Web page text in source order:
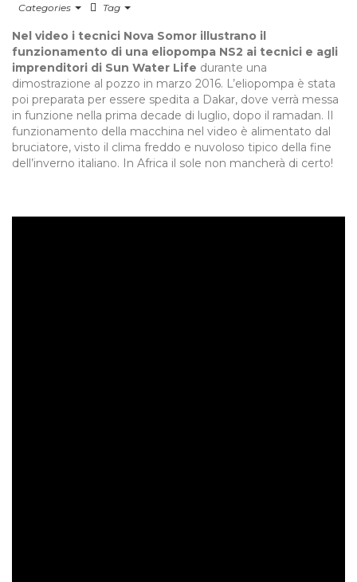
Categories
Tag
Nel video i tecnici Nova Somor illustrano il
funzionamento di una eliopompa NS2 ai tecnici e agli
imprenditori di Sun Water Life durante una
dimostrazione al pozzo in marzo 2016. L’eliopompa è stata
poi preparata per essere spedita a Dakar, dove verrà messa
in funzione nella prima decade di luglio, dopo il ramadan. Il
funzionamento della macchina nel video è alimentato dal
bruciatore, visto il clima freddo e nuvoloso tipico della fine
dell’inverno italiano. In Africa il sole non mancherà di certo!